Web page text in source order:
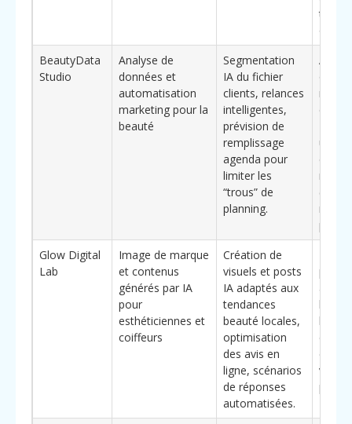
très
BeautyData
Studio
Analyse de
données et
automatisation
marketing pour la
beauté
Segmentation
IA du fichier
clients, relances
intelligentes,
prévision de
remplissage
agenda pour
limiter les
“trous” de
planning.
un
clé**
Glow Digital
Lab
Image de marque
et contenus
générés par IA
pour
esthéticiennes et
coiffeurs
Création de
visuels et posts
IA adaptés aux
tendances
beauté locales,
optimisation
des avis en
ligne, scénarios
de réponses
automatisées.
axés
leur
et la